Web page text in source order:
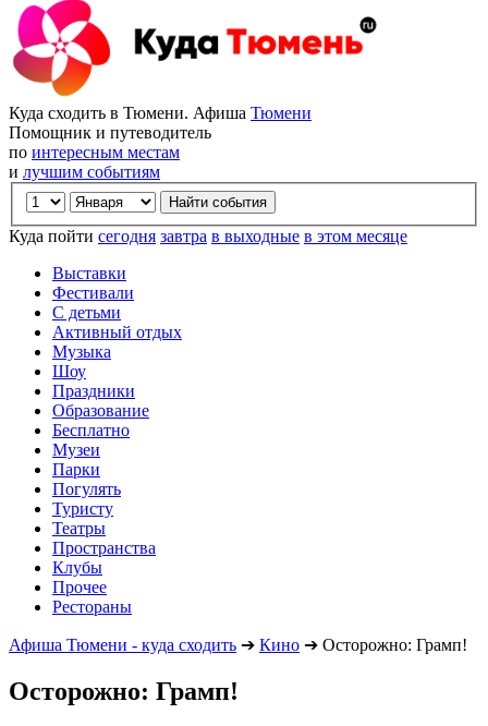
Куда сходить в Тюмени. Афиша Тюмени
Помощник и путеводитель
по интересным местам
и лучшим событиям
Куда пойти сегодня завтра в выходные в этом месяце
Выставки
Фестивали
С детьми
Активный отдых
Музыка
Шоу
Праздники
Образование
Бесплатно
Музеи
Парки
Погулять
Туристу
Театры
Пространства
Клубы
Прочее
Рестораны
Афиша Тюмени - куда сходить ➔ Кино ➔ Осторожно: Грамп!
Осторожно: Грамп!